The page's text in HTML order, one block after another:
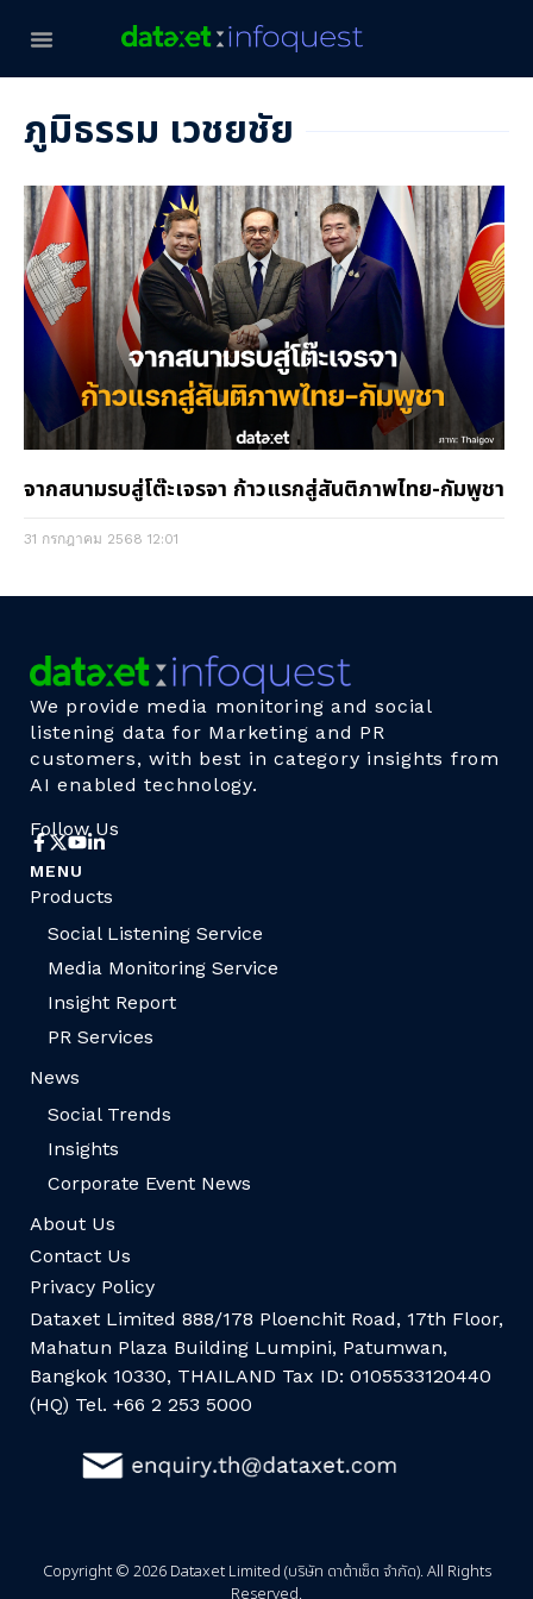
ภูมิธรรม เวชยชัย
จากสนามรบสู่โต๊ะเจรจา ก้าวแรกสู่สันติภาพไทย-กัมพูชา
31 กรกฎาคม 2568 12:01
We provide media monitoring and social
listening data for Marketing and PR
customers, with best in category insights from
AI enabled technology.
Follow Us
MENU
Products
Social Listening Service
Media Monitoring Service
Insight Report
PR Services
News
Social Trends
Insights
Corporate Event News
About Us
Contact Us
Privacy Policy
Dataxet Limited 888/178 Ploenchit Road, 17th Floor,
Mahatun Plaza Building Lumpini, Patumwan,
Bangkok 10330, THAILAND Tax ID: 0105533120440
(HQ) Tel. +66 2 253 5000
Copyright © 2026 Dataxet Limited (บริษัท ดาต้าเซ็ต จำกัด). All Rights
Reserved.